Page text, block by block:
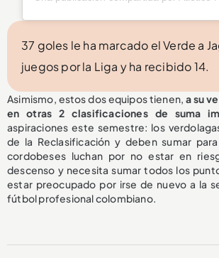
37 goles le ha marcado el Verde a
juegos por la Liga y ha recibido 14.
Asimismo, estos dos equipos tienen, a su
en otras 2 clasificaciones de suma
aspiraciones este semestre: los
de la Reclasificación y deben sumar
cordobeses luchan por no estar en
descenso y necesita sumar todos los
estar preocupado por irse de nuevo a la
fútbol profesional colombiano.